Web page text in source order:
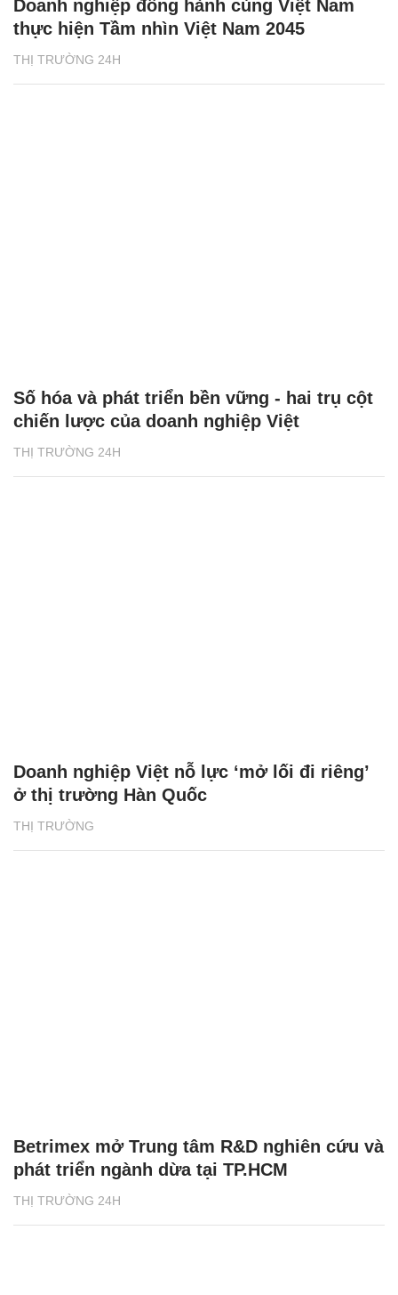
THỊ TRƯỜNG 24H
Doanh nghiệp đồng hành cùng Việt Nam
thực hiện Tầm nhìn Việt Nam 2045
THỊ TRƯỜNG 24H
Số hóa và phát triển bền vững - hai trụ cột
chiến lược của doanh nghiệp Việt
THỊ TRƯỜNG
Doanh nghiệp Việt nỗ lực ‘mở lối đi riêng’
ở thị trường Hàn Quốc
THỊ TRƯỜNG 24H
Betrimex mở Trung tâm R&D nghiên cứu và
phát triển ngành dừa tại TP.HCM